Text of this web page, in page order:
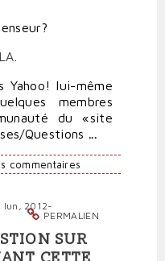
lui-même
membres
du«site
Questions ...
commentaires
PERMALIEN
lun, 2012-
SUR